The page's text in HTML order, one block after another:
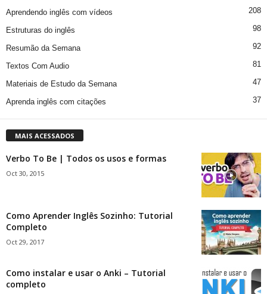
Aprendendo inglês com vídeos 208
Estruturas do inglês 98
Resumão da Semana 92
Textos Com Audio 81
Materiais de Estudo da Semana 47
Aprenda inglês com citações 37
MAIS ACESSADOS
Verbo To Be | Todos os usos e formas
Oct 30, 2015
Como Aprender Inglês Sozinho: Tutorial
Completo
Oct 29, 2017
Como instalar e usar o Anki – Tutorial
completo